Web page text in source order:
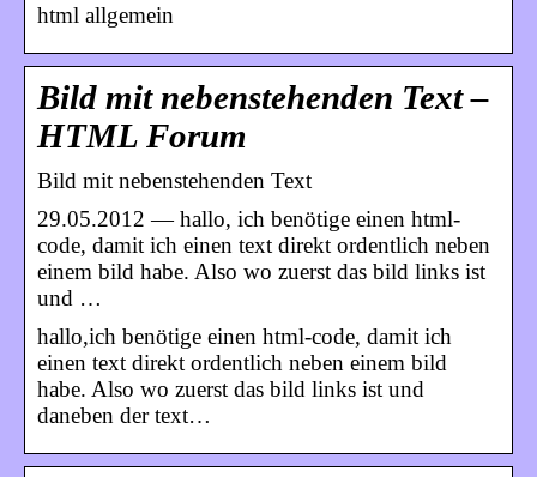
html allgemein
Bild mit nebenstehenden Text –
HTML Forum
Bild mit nebenstehenden Text
29.05.2012 — hallo, ich benötige einen html-
code, damit ich einen text direkt ordentlich neben
einem bild habe. Also wo zuerst das bild links ist
und …
hallo,ich benötige einen html-code, damit ich
einen text direkt ordentlich neben einem bild
habe. Also wo zuerst das bild links ist und
daneben der text…